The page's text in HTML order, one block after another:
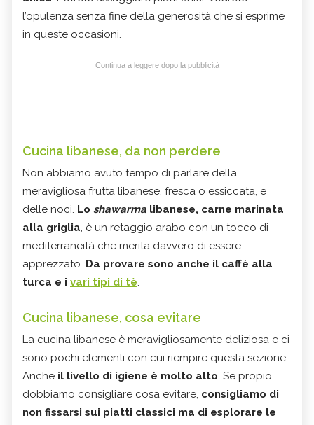
l’opulenza senza fine della generosità che si esprime
in queste occasioni.
Continua a leggere dopo la pubblicità
Cucina libanese, da non perdere
Non abbiamo avuto tempo di parlare della
meravigliosa frutta libanese, fresca o essiccata, e
delle noci. Lo shawarma libanese, carne marinata
alla griglia, è un retaggio arabo con un tocco di
mediterraneità che merita davvero di essere
apprezzato. Da provare sono anche il caffè alla
turca e i vari tipi di tè.
Cucina libanese, cosa evitare
La cucina libanese è meravigliosamente deliziosa e ci
sono pochi elementi con cui riempire questa sezione.
Anche il livello di igiene è molto alto. Se propio
dobbiamo consigliare cosa evitare, consigliamo di
non fissarsi sui piatti classici ma di esplorare le